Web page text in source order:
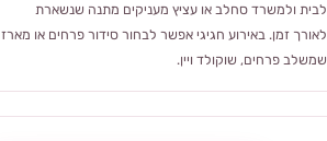
לבית ולמשרד סחלב או עציץ מעניקים מתנה שנשארת
לאורך זמן. באירוע חגיגי אפשר לבחור סידור פרחים או מארז
שמשלב פרחים, שוקולד ויין.